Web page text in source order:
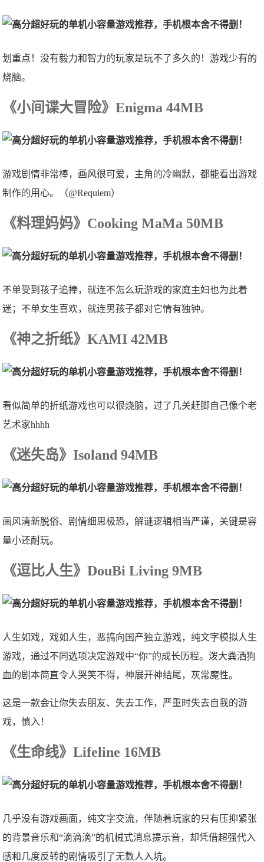
划重点！没有毅力和智力的玩家是玩不了多久的！游戏少有的
烧脑。
《小间谍大冒险》Enigma 44MB
游戏剧情非常棒，画风很可爱，主角的冷幽默，都能看出游戏
制作的用心。（@Requiem）
《料理妈妈》Cooking MaMa 50MB
不单受到孩子追捧，就连不怎么玩游戏的家庭主妇也为此着
迷；不单女生喜欢，就连男孩子都对它情有独钟。
《神之折纸》KAMI 42MB
看似简单的折纸游戏也可以很烧脑，过了几关赶脚自己像个老
艺术家hhhh
《迷失岛》Isoland 94MB
画风清新脱俗、剧情细思极恐，解谜逻辑相当严谨，关键是容
量小还耐玩。
《逗比人生》DouBi Living 9MB
人生如戏，戏如人生，恶搞向国产独立游戏，纯文字模拟人生
游戏，通过不同选项决定游戏中“你”的成长历程。泼大粪洒狗
血的剧本简直令人哭笑不得，神展开神结尾，灰常魔性。
这是一款会让你失去朋友、失去工作，严重时失去自我的游
戏，慎入！
《生命线》Lifeline 16MB
几乎没有游戏画面，纯文字交流，伴随着玩家的只有压抑紧张
的背景音乐和“滴滴滴”的机械式消息提示音，却凭借超强代入
感和几度反转的剧情吸引了无数人入坑。